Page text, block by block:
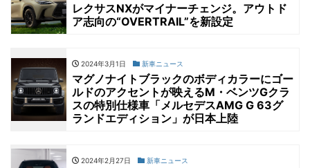
レクサスNXがマイナーチェンジ。アウトド
ア志向の“OVERTRAIL”を新設定
2024年3月1日 新車ニュース
マグノナイトブラックのボディカラーにゴー
ルドのアクセントが映えるM・ベンツGクラ
スの特別仕様車「メルセデスAMG G 63グ
ランドエディション」が日本上陸
2024年2月27日 新車ニュース